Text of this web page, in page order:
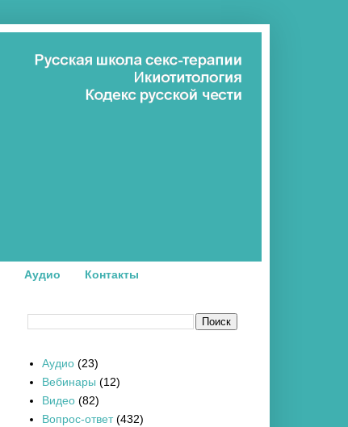
Аудио Контакты
Аудио (23)
Вебинары (12)
Видео (82)
Вопрос-ответ (432)